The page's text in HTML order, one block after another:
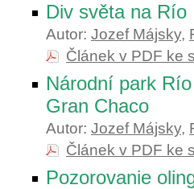
Div světa na Río
Autor: Jozef Májsky,
Článek v PDF ke
Národní park
Gran Chaco
Autor: Jozef Májsky,
Článek v PDF ke
Pozorovanie